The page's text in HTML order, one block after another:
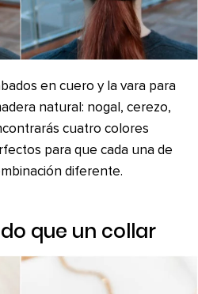
en cuero y la vara para
natural: nogal, cerezo,
cuatro colores
para que cada una de
diferente.
que un collar